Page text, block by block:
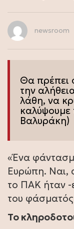
newsroom
Θα πρέπει
την
λάθη, να
Βαλυράκη)
«Ένα
Ευρώπη. Ναι,
το ΠΑΚ ήταν
του φάσματός
Το